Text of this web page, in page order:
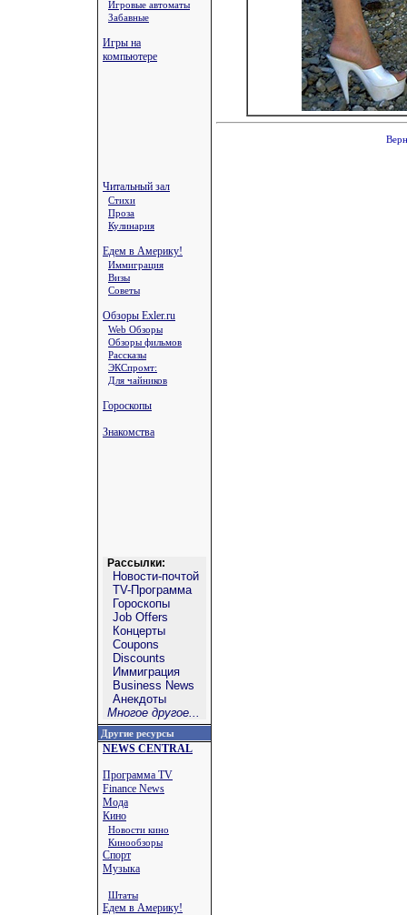
Игровые автоматы
Забавные
Игры на
компьютере
Читальный зал
Стихи
Проза
Кулинария
Едем в Америку!
Иммиграция
Визы
Советы
Обзоры Exler.ru
Web Обзоры
Обзоры фильмов
Рассказы
ЭКСпромт:
Для чайников
Гороскопы
Знакомства
Рассылки:
Новости-почтой
TV-Программа
Гороскопы
Job Offers
Концерты
Coupons
Discounts
Иммиграция
Business News
Анекдоты
Многое другое...
Другие ресурсы
NEWS CENTRAL
Программа TV
Finance News
Мода
Кино
Новости кино
Кинообзоры
Спорт
Музыка
Штаты
Едем в Америку!